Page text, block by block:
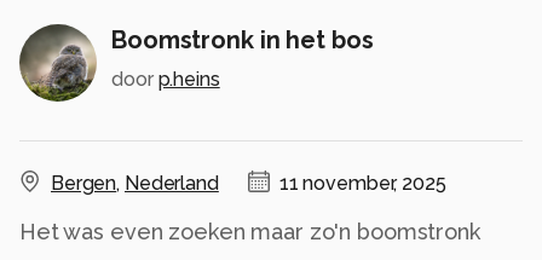
Boomstronk in het bos
door p.heins
Bergen, Nederland 11 november, 2025
Het was even zoeken maar zo'n boomstronk